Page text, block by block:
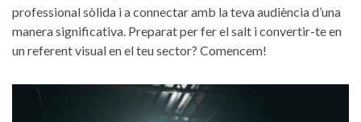
professional sòlida i a connectar amb la teva audiència d’una
manera significativa. Preparat per fer el salt ⁢i convertir-te ‌en
un ‌referent visual en el teu sector? Comencem!